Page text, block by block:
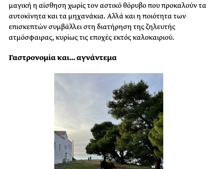
μαγική η αίσθηση χωρίς τον αστικό θόρυβο που προκαλούν τα
αυτοκίνητα και τα μηχανάκια. Αλλά και η ποιότητα των
επισκεπτών συμβάλλει στη διατήρηση της ζηλευτής
ατμόσφαιρας, κυρίως τις εποχές εκτός καλοκαιριού.
Γαστρονομία και… αγνάντεμα